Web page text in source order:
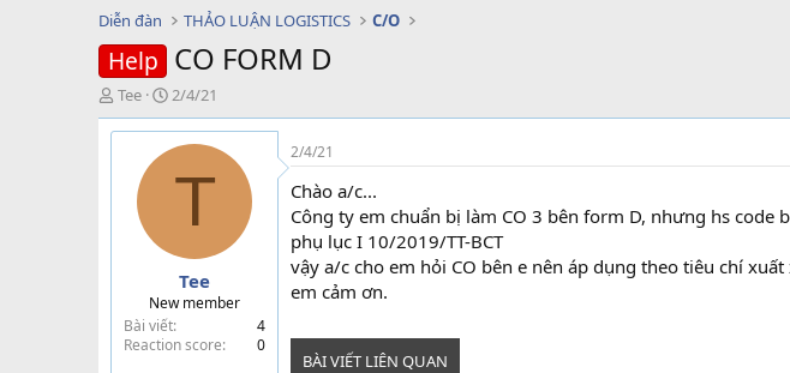
Diễn đàn THẢO LUẬN LOGISTICS C/O
Help CO FORM D
T
h
r
Tee
N
g
à
g
2/4/21
T
Tee
New member
Bài viết
4
Reaction score
0
2/4/21
Chào a/c...
Công ty em chuẩn bị làm CO 3 bên form D, nhưng hs
phụ lục I 10/2019/TT-BCT
vậy a/c cho em hỏi CO bên e nên áp dụng theo tiêu chí
em cảm ơn.
BÀI VIẾT LIÊN QUAN